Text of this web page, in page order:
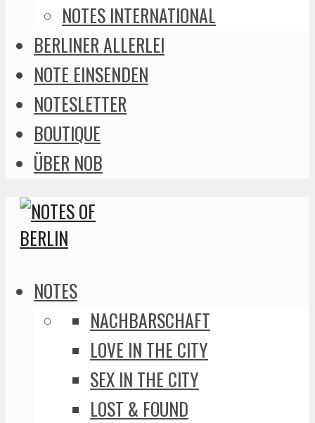
NOTES INTERNATIONAL
BERLINER ALLERLEI
NOTE EINSENDEN
NOTESLETTER
BOUTIQUE
ÜBER NOB
NOTES
NACHBARSCHAFT
LOVE IN THE CITY
SEX IN THE CITY
LOST & FOUND